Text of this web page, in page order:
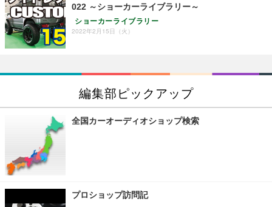
022 ～ショーカーライブラリー～
ショーカーライブラリー
2022年2月15日（火）
編集部ピックアップ
全国カーオーディオショップ検索
プロショップ訪問記